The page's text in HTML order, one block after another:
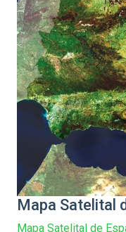
Mapa Satelital
Mapa Satelital de